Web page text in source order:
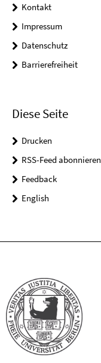
Kontakt
Impressum
Datenschutz
Barrierefreiheit
Diese Seite
Drucken
RSS-Feed abonnieren
Feedback
English